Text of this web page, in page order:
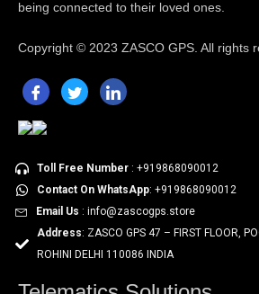
being connected to their loved ones.
Copyright © 2023 ZASCO GPS. All rights
Toll Free Number: +919868090012
Contact On WhatsApp: +919868090012
Email Us : info@zascogps.store
Address: ZASCO GPS 47 – FIRST FLOOR,
ROHINI DELHI 110086 INDIA